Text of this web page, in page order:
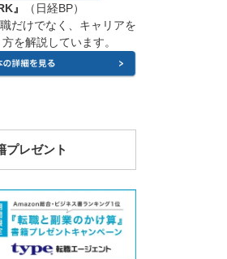
』
（日経BP）
だけでなく、キャリアを
を解説しています。
プレゼント